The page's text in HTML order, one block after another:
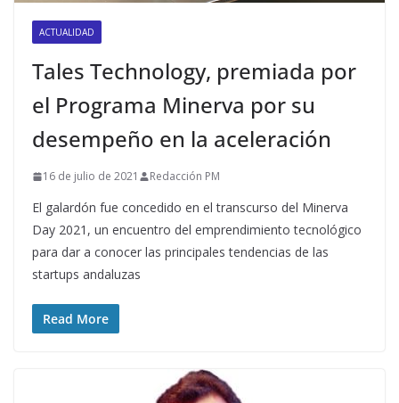
ACTUALIDAD
Tales Technology, premiada por
el Programa Minerva por su
desempeño en la aceleración
16 de julio de 2021 Redacción PM
El galardón fue concedido en el transcurso del Minerva
Day 2021, un encuentro del emprendimiento tecnológico
para dar a conocer las principales tendencias de las
startups andaluzas
Read More